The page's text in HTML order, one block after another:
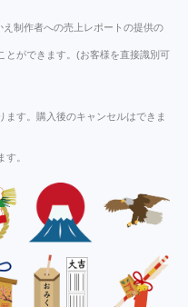
制作者への売上レポートの提供の
とができます。(お客様を直接識別可
す。購入後のキャンセルはできま
。